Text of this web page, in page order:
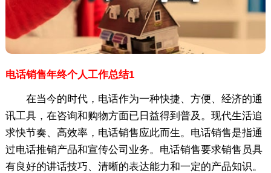
电话销售年终个人工作总结1
在当今的时代，电话作为一种快捷、方便、经济的通
讯工具，在咨询和购物方面已日益得到普及。现代生活追
求快节奏、高效率，电话销售应此而生。电话销售是指通
过电话推销产品和宣传公司业务。电话销售要求销售员具
有良好的讲话技巧、清晰的表达能力和一定的产品知识。